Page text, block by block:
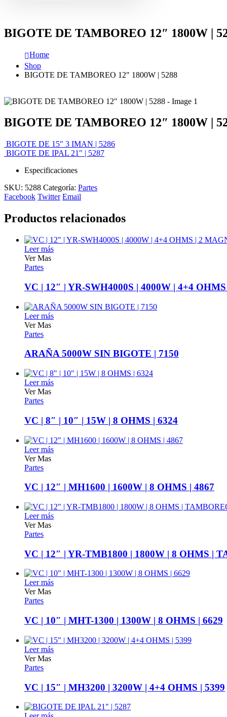
BIGOTE DE TAMBOREO 12″ 1800W |
Home
Shop
BIGOTE DE TAMBOREO 12″ 1800W | 5288
BIGOTE DE TAMBOREO 12″ 1800W |
BIGOTE DE 15″ 3 IMAN | 5286
BIGOTE DE IPAL 21″ | 5287
Especificaciones
SKU: 5288 Categoría: Partes
Facebook Twitter Email
Productos relacionados
Leer más
Ver Mas
Partes
VC | 12″ | YR-SWH4000S | 4000W | 4+4
Leer más
Ver Mas
Partes
ARAÑA 5000W SIN BIGOTE | 7150
Leer más
Ver Mas
Partes
VC | 8″ | 10″ | 15W | 8 OHMS | 6324
Leer más
Ver Mas
Partes
VC | 12″ | MH1600 | 1600W | 8 OHMS | 4867
Leer más
Ver Mas
Partes
VC | 12″ | YR-TMB1800 | 1800W | 8 OHMS |
Leer más
Ver Mas
Partes
VC | 10″ | MHT-1300 | 1300W | 8 OHMS | 6629
Leer más
Ver Mas
Partes
VC | 15″ | MH3200 | 3200W | 4+4 OHMS | 5399